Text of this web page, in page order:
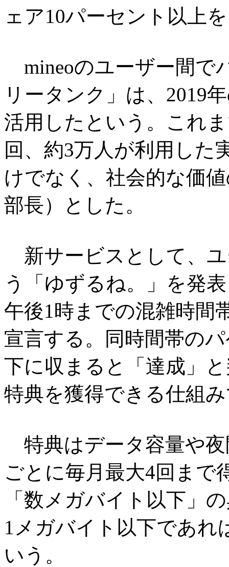
ェア10パーセント以上
mineoのユーザー間で
リータンク」は、2019
活用したという。これ
回、約3万人が利用した
けでなく、社会的な価
部長）とした。
新サービスとして、
う「ゆずるね。」を発
午後1時までの混雑時間
宣言する。同時間帯の
下に収まると「達成」
特典を獲得できる仕組
特典はデータ容量や
ごとに毎月最大4回まで
「数メガバイト以下」
1メガバイト以下であれ
いう。